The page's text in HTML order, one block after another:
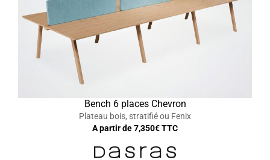
Bench 6 places Chevron
Plateau bois, stratifié ou Fenix
A partir de7,350€ TTC